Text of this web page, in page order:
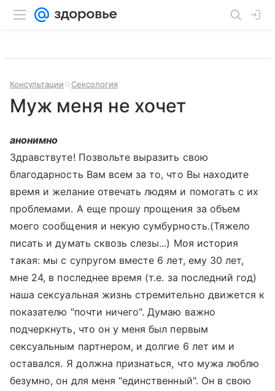
Консультации Сексология
Муж меня не хочет
анонимно
Здравствуте! Позвольте выразить свою
благодарность Вам всем за то, что Вы находите
время и желание отвечать людям и помогать с их
проблемами. А еще прошу прощения за объем
моего сообщения и некую сумбурность.(Тяжело
писать и думать сквозь слезы...) Моя история
такая: мы с супругом вместе 6 лет, ему 30 лет,
мне 24, в последнее время (т.е. за последний год)
наша сексуальная жизнь стремительно движется к
показателю "почти ничего". Думаю важно
подчеркнуть, что он у меня был первым
сексуальным партнером, и долгие 6 лет им и
оставался. Я должна признаться, что мужа люблю
безумно, он для меня "единственный". Он в свою